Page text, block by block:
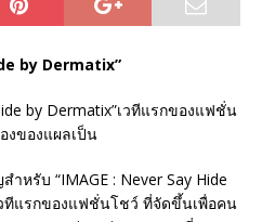
by Dermatix”
by Dermatix”เวทีแรกของแฟชั่น
งของแผลเป็น
หรับ “IMAGE : Never Say Hide
ทีแรกของแฟชั่นโชว์ ที่จัดขึ้นเพื่อคน